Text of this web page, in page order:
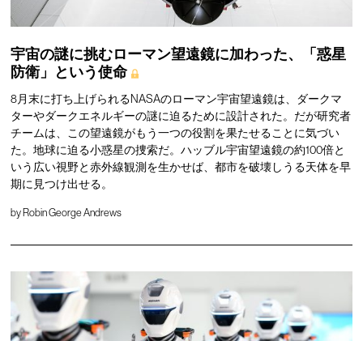
宇宙の謎に挑むローマン望遠鏡に加わった、「惑星
防衛」という使命
8月末に打ち上げられるNASAのローマン宇宙望遠鏡は、ダークマ
ターやダークエネルギーの謎に迫るために設計された。だが研究者
チームは、この望遠鏡がもう一つの役割を果たせることに気づい
た。地球に迫る小惑星の捜索だ。ハッブル宇宙望遠鏡の約100倍と
いう広い視野と赤外線観測を生かせば、都市を破壊しうる天体を早
期に見つけ出せる。
byRobin George Andrews